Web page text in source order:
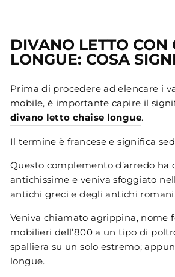
DIVANO LETTO CON
LONGUE: COSA
Prima di procedere ad elencare i
mobile, è importante capire il
divano letto chaise longue.
Il termine è francese e significa
Questo complemento d’arredo ha
antichissime e veniva sfoggiato
antichi greci e degli antichi
Veniva chiamato agrippina, nome
mobilieri dell’800 a un tipo di
spalliera su un solo estremo;
longue.